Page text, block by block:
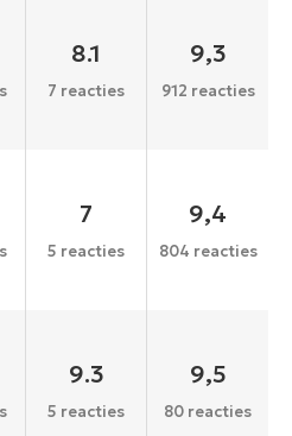
8.1
7 reacties
9,3
912 reacties
7
5 reacties
9,4
804 reacties
9.3
5 reacties
9,5
80 reacties